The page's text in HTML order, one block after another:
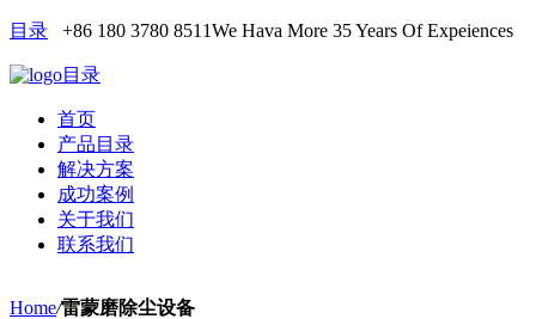
目录 +86 180 3780 8511We Hava More 35 Years Of Expeiences
目录
首页
产品目录
解决方案
成功案例
关于我们
联系我们
Home/雷蒙磨除尘设备